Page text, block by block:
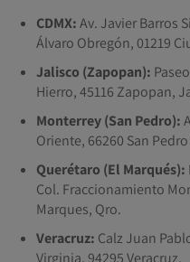
CDMX:Av. Javier Barros
Álvaro Obregón, 01219
Jalisco (Zapopan):
Hierro, 45116 Zapopan,
Monterrey (San Pedro):
Oriente, 66260 San
Querétaro (El Marqués):
Col. Fraccionamiento
Marques, Qro.
Veracruz: Calz Juan
Virginia, 94295 Veracruz.